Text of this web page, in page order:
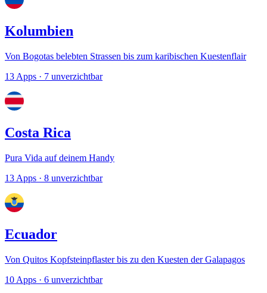
Kolumbien
Von Bogotas belebten Strassen bis zum karibischen Kuestenflair
13 Apps · 7 unverzichtbar
Costa Rica
Pura Vida auf deinem Handy
13 Apps · 8 unverzichtbar
Ecuador
Von Quitos Kopfsteinpflaster bis zu den Kuesten der Galapagos
10 Apps · 6 unverzichtbar